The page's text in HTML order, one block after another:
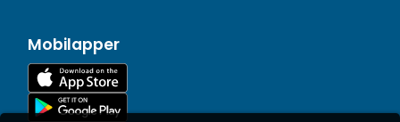
Mobilapper